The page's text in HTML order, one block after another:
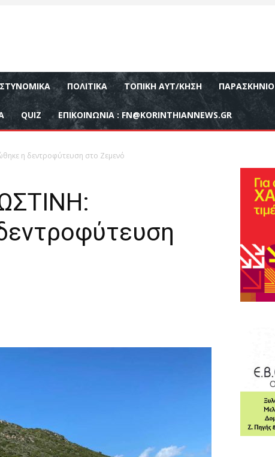
ΠΟΛΙΤΙΚΆ ΤΟΠΙΚΉ ΑΥΤ/ΚΗΣΗ ΠΑΡΑΣΚΉΝΙΟ
QUIZ ΕΠΙΚΟΙΝΩΝΊΑ : FN@KORINTHIANNEWS.GR
η δεντροφύτευση στο Ζεμενό